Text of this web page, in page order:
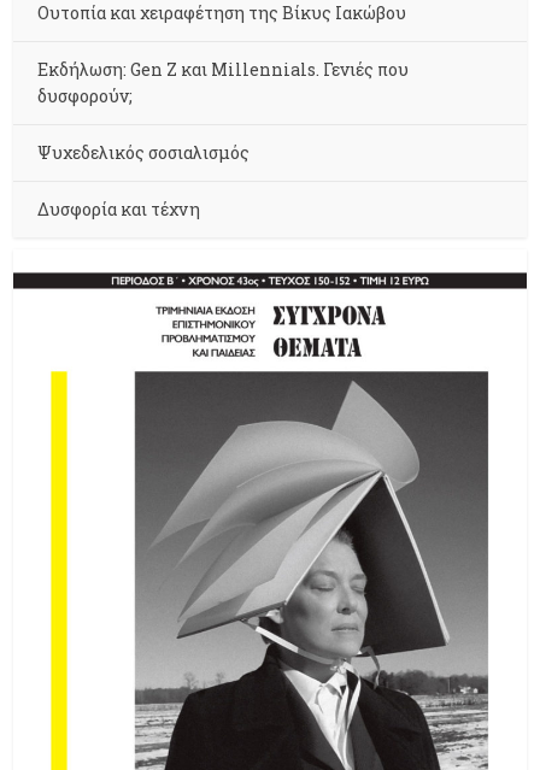
Ουτοπία και χειραφέτηση της Βίκυς Ιακώβου
Εκδήλωση: Gen Z και Millennials. Γενιές που
δυσφορούν;
Ψυχεδελικός σοσιαλισμός
Δυσφορία και τέχνη